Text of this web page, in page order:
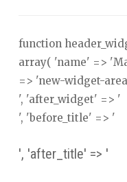
function
array( 'name' =>
=> 'new-widget-
', 'after_widget' => '
', 'before_title' => '
', 'after_title' => '